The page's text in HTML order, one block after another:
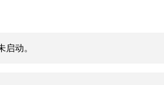
动。